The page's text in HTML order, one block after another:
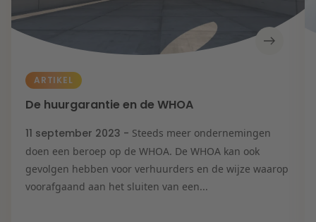
ARTIKEL
De huurgarantie en de WHOA
11 september 2023 - Steeds meer ondernemingen
doen een beroep op de WHOA. De WHOA kan ook
gevolgen hebben voor verhuurders en de wijze waarop
voorafgaand aan het sluiten van een...